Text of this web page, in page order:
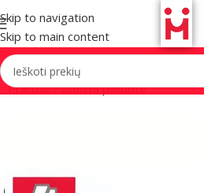
Skip to navigation
Skip to main content
Pradžia/Pažeista pakuotė